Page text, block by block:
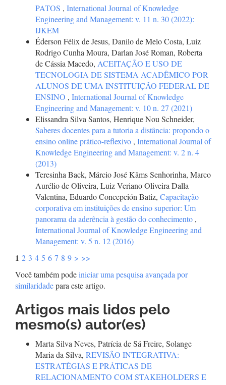
PATOS , International Journal of Knowledge
Engineering and Management: v. 11 n. 30 (2022):
IJKEM
Éderson Félix de Jesus, Danilo de Melo Costa, Luiz
Rodrigo Cunha Moura, Darlan José Roman, Roberta
de Cássia Macedo, ACEITAÇÃO E USO DE
TECNOLOGIA DE SISTEMA ACADÊMICO POR
ALUNOS DE UMA INSTITUIÇÃO FEDERAL DE
ENSINO , International Journal of Knowledge
Engineering and Management: v. 10 n. 27 (2021)
Elissandra Silva Santos, Henrique Nou Schneider,
Saberes docentes para a tutoria a distância: propondo o
ensino online prático-reflexivo , International Journal of
Knowledge Engineering and Management: v. 2 n. 4
(2013)
Teresinha Back, Márcio José Käms Senhorinha, Marco
Aurélio de Oliveira, Luiz Veriano Oliveira Dalla
Valentina, Eduardo Concepción Batiz, Capacitação
corporativa em instituições de ensino superior: Um
panorama da aderência à gestão do conhecimento ,
International Journal of Knowledge Engineering and
Management: v. 5 n. 12 (2016)
1 2 3 4 5 6 7 8 9 > >>
Você também podeiniciar uma pesquisa avançada por
similaridadepara este artigo.
Artigos mais lidos pelo
mesmo(s) autor(es)
Marta Silva Neves, Patrícia de Sá Freire, Solange
Maria da Silva, REVISÃO INTEGRATIVA:
ESTRATÉGIAS E PRÁTICAS DE
RELACIONAMENTO COM STAKEHOLDERS E